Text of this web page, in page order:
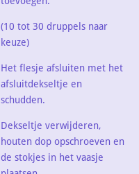
(10 tot 30 druppels naar
keuze)
Het flesje afsluiten met het
afsluitdekseltje en
schudden.
Dekseltje verwijderen,
houten dop opschroeven en
de stokjes in het vaasje